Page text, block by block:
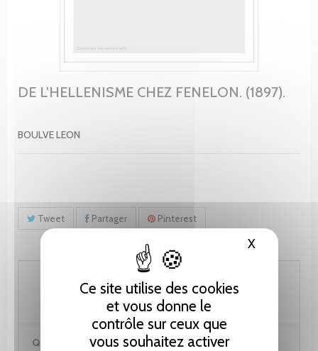
Ce site utilise des cookies
et vous donne le
contrôle sur ceux que
vous souhaitez activer
XMasquer
DE L'HELLENISME CHEZ FENELON. (1897).
BOULVE LEON
Tweet Partager Pinterest
71.80 CHF
Quantité :